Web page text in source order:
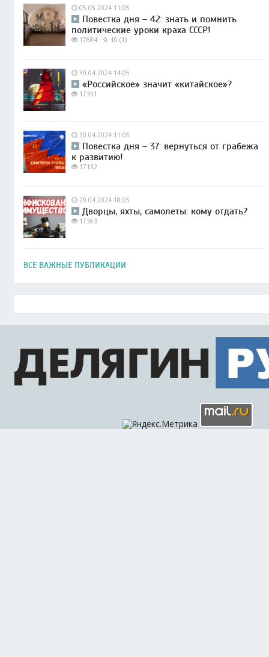
05.05.2024 11:05
Повестка дня – 42: знать и помнить
политические уроки краха СССР!
17684 10 (1)
30.04.2024 14:05
«Российское» значит «китайское»?
17351
30.04.2024 11:05
Повестка дня – 37: вернуться от грабежа
к развитию!
17132
29.04.2024 18:05
Дворцы, яхты, самолеты: кому отдать?
17363
ВСЕ ВАЖНЫЕ ПУБЛИКАЦИИ